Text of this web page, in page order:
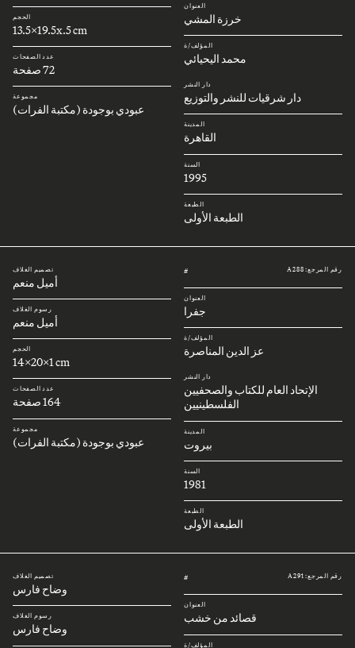
العنوان
خرزة المشي
المؤلف/ة
محمد اليحيائي
دار النشر
دار شرقيات للنشر والتوزيع
المدينة
القاهرة
السنة
1995
الطبعة
الطبعة الأولى
الحجم
13.5x19.5x.5 cm
عدد الصفحات
72 صفحة
مجموعة
عبودي بوجودة (مكتبة الفرات)
رقم المرجع: A288 #
العنوان
جفرا
المؤلف/ة
عز الدين المناصرة
دار النشر
الإتحاد العام للكتاب والصحفيين
الفلسطينيين
المدينة
بيروت
السنة
1981
الطبعة
الطبعة الأولى
تصميم الغلاف
أميل منعم
رسوم الغلاف
أميل منعم
الحجم
14x20x1 cm
عدد الصفحات
164 صفحة
مجموعة
عبودي بوجودة (مكتبة الفرات)
رقم المرجع: A291 #
العنوان
قصائد من خشب
المؤلف/ة
تصميم الغلاف
وضاح فارس
رسوم الغلاف
وضاح فارس